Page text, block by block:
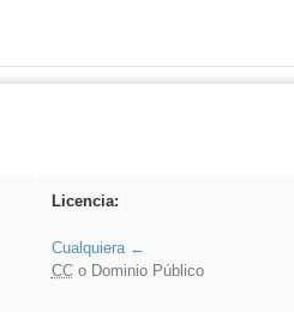
Licencia:
Cualquiera
CCo Dominio Público